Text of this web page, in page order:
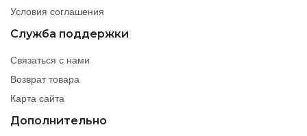
Условия соглашения
Служба поддержки
Связаться с нами
Возврат товара
Карта сайта
Дополнительно